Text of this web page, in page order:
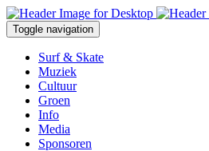
Overslaan en naar de inhoud gaan
Toggle navigation
Surf & Skate
Muziek
Cultuur
Groen
Info
Media
Sponsoren